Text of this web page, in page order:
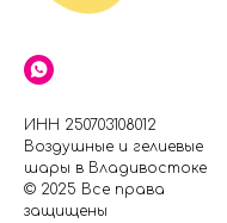
ИНН 250703108012
Воздушные и гелиевые
шары в Владивостоке
© 2025 Все права
защищены